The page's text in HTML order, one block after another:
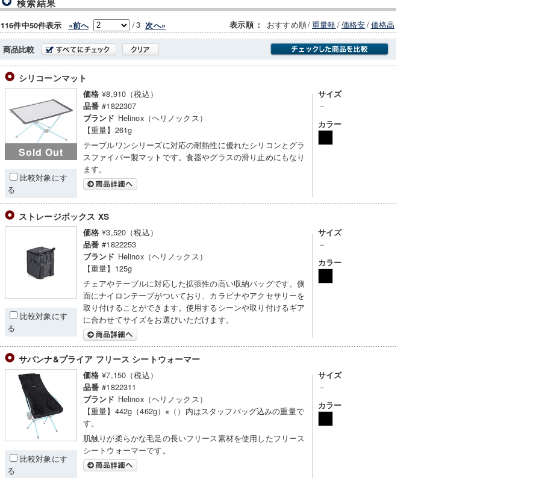
検索結果
116件中50件表示 «前へ /3 次へ» 表示順 ： おすすめ順/重量軽/価格安/価格高
商品比較
シリコーンマット
Sold Out
比較対象にす
る
価格 ¥8,910（税込）
品番 #1822307
ブランド Helinox（ヘリノックス）
【重量】261g
テーブルワンシリーズに対応の耐熱性に優れたシリコンとグラ
スファイバー製マットです。食器やグラスの滑り止めにもなり
ます。
サイズ
－
カラー
ストレージボックス XS
比較対象にす
る
価格 ¥3,520（税込）
品番 #1822253
ブランド Helinox（ヘリノックス）
【重量】125g
チェアやテーブルに対応した拡張性の高い収納バッグです。側
面にナイロンテープがついており、カラビナやアクセサリーを
取り付けることができます。使用するシーンや取り付けるギア
に合わせてサイズをお選びいただけます。
サイズ
－
カラー
サバンナ&プライア フリース シートウォーマー
比較対象にす
る
価格 ¥7,150（税込）
品番 #1822311
ブランド Helinox（ヘリノックス）
【重量】442g（462g）※（）内はスタッフバッグ込みの重量で
す。
肌触りが柔らかな毛足の長いフリース素材を使用したフリース
シートウォーマーです。
サイズ
－
カラー